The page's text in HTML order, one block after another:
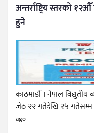
अन्तर्राष्ट्रिय स्तरको
हुने
काठमाडौँ । नेपाल
जेठ २२ गतेदेखि २५ गतेसम्म
ago